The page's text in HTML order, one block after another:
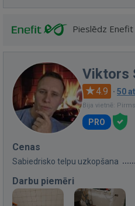
Pieslēdz
Viktors
4.9 · 50
Bija vietnē:
PRO
Cenas
Sabiedrisko telpu uzkopšana
Darbu piemēri